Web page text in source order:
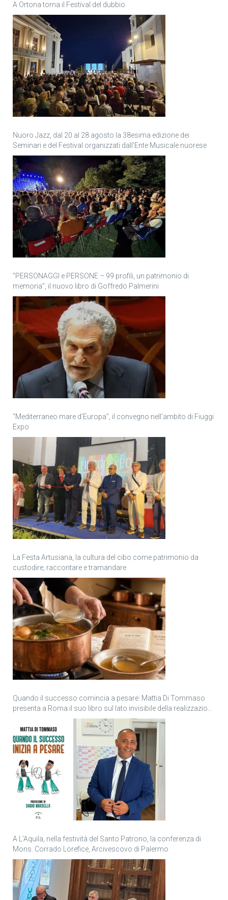
A Ortona torna il Festival del dubbio
Nuoro Jazz, dal 20 al 28 agosto la 38esima edizione dei
Seminari e del Festival organizzati dall’Ente Musicale nuorese
“PERSONAGGI e PERSONE – 99 profili, un patrimonio di
memoria”, il nuovo libro di Goffredo Palmerini
“Mediterraneo mare d’Europa”, il convegno nell’ambito di Fiuggi
Expo
La Festa Artusiana, la cultura del cibo come patrimonio da
custodire, raccontare e tramandare
Quando il successo comincia a pesare: Mattia Di Tommaso
presenta a Roma il suo libro sul lato invisibile della realizzazione
A L’Aquila, nella festività del Santo Patrono, la conferenza di
Mons. Corrado Lorefice, Arcivescovo di Palermo